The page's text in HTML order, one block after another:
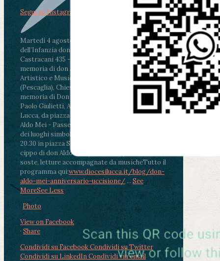
Martedì 4 agosto2026
ore 11:30 - Lucca, Scuola
dell’Infanzia don Aldo Mei - Viale Castruccio
Castracani 435 - Inaugurazione murales in
memoria di don Aldo Mei curato dal Liceo
Artistico e Musicale “Passaglia”
ore 18 - Fiano
(Pescaglia), Chiesa parrocchiale - Messa in
memoria di Don Aldo Mei celebrata da mons.
Paolo Giulietti, Arcivescovo di Lucca
ore 20.30 -
Lucca, da piazza San Michele al Cippo di don
Aldo Mei - Passeggiata della Memoria in alcuni
dei luoghi simbolo della città. Ritrovo alle ore
20.30 in piazza San Michele con conclusione al
cippo di don Aldo Mei (Porta Elisa). Durante le
soste, letture accompagnate da musicheTutto il
programma qui:www.diocesilucca.it/blog/don-
aldo-mei-anniversario-uccisione/ ... See
MoreSee Less
Photo
View on Facebook
· Share
Condividi su FacebookCondividi su Twitter
Condividi su LinkedInCondividi via email
Segui su Instagram